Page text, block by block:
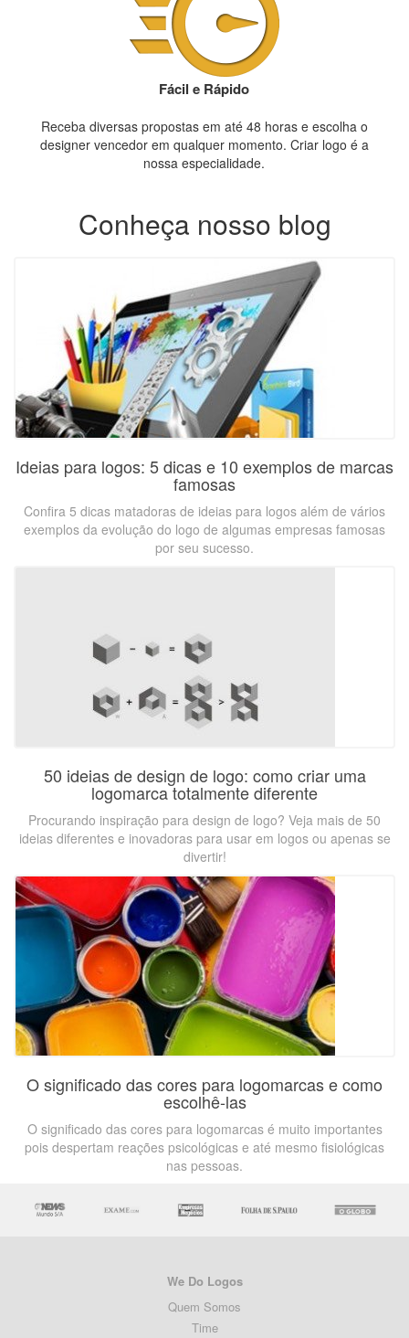
Fácil e Rápido
Receba diversas propostas em até 48 horas e escolha o
designer vencedor em qualquer momento. Criar logo é a
nossa especialidade.
Conheça nosso blog
Ideias para logos: 5 dicas e 10 exemplos de marcas
famosas
Confira 5 dicas matadoras de ideias para logos além de vários
exemplos da evolução do logo de algumas empresas famosas
por seu sucesso.
50 ideias de design de logo: como criar uma
logomarca totalmente diferente
Procurando inspiração para design de logo? Veja mais de 50
ideias diferentes e inovadoras para usar em logos ou apenas se
divertir!
O significado das cores para logomarcas e como
escolhê-las
O significado das cores para logomarcas é muito importantes
pois despertam reações psicológicas e até mesmo fisiológicas
nas pessoas.
We Do Logos
Quem Somos
Time